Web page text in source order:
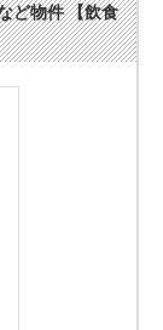
ど物件 【飲食